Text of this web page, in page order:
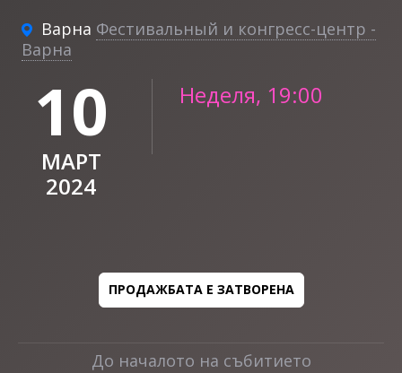
До началото на събитието
Варна Фестивальный и конгресс-центр -
Варна
10
МАРТ
2024
Неделя, 19:00
ПРОДАЖБАТА Е ЗАТВОРЕНА